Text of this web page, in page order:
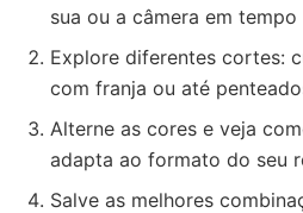
sua ou a câmera em tempo
Explore diferentes cortes:
com franja ou até
Alterne as cores e veja
adapta ao formato do seu
Salve as melhores